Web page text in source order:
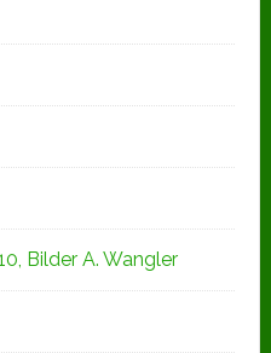
Bilder A. Wangler